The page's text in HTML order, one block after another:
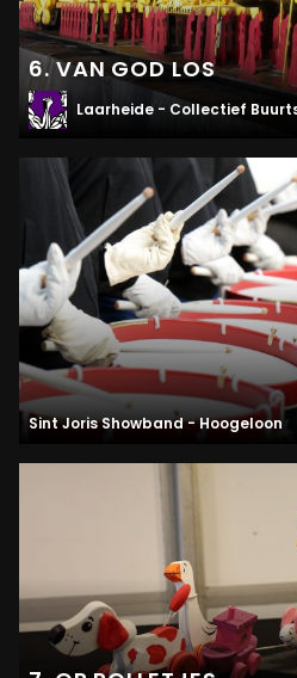
6. VAN GOD LOS
Laarheide - Collectief
Sint Joris Showband - Hoogeloon